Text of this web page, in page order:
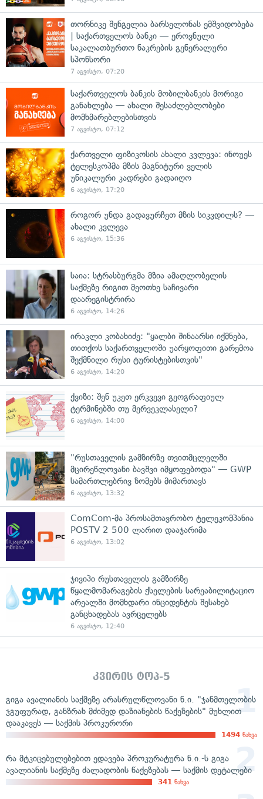
თორნიკე შენგელია ბარსელონას ემშვიდობება
| საქართველოს ბანკი — ეროვნული
საკალათბურთო ნაკრების გენერალური
სპონსორი
7 აგვისტო, 07:20
საქართველოს ბანკის მობილბანკის მორიგი
განახლება — ახალი შესაძლებლობები
მომხმარებლებისთვის
7 აგვისტო, 07:12
ქართველი ფიზიკოსის ახალი კვლევა: ინოუეს
ტელესკოპმა მზის მაგნიტური ველის
უნიკალური კადრები გადაიღო
6 აგვისტო, 17:20
როგორ უნდა გადავურჩეთ მზის სიკვდილს? —
ახალი კვლევა
6 აგვისტო, 15:36
საია: სტრასბურგმა მზია ამაღლობელის
საქმეზე რიგით მეოთხე საჩივარი
დაარეგისტრირა
6 აგვისტო, 14:26
ირაკლი კობახიძე: "ყალბი შინაარსი იქმნება,
თითქოს საქართველოში უარყოფითი გარემოა
შექმნილი რუსი ტურისტებისთვის"
6 აგვისტო, 14:20
ქვიზი: შენ უკეთ ერკვევი გეოგრაფიულ
ტერმინებში თუ მერვეკლასელი?
6 აგვისტო, 14:00
"რუსთაველის გამზირზე თვითმცლელში
მცირეწლოვანი ბავშვი იმყოფებოდა" — GWP
სამართლებრივ ზომებს მიმართავს
6 აგვისტო, 13:32
ComCom-მა პროსამთავრობო ტელეკომპანია
POSTV 2 500 ლარით დააჯარიმა
6 აგვისტო, 13:02
ჯივიპი რუსთაველის გამზირზე
წყალმომარაგების ქსელების სარეაბილიტაციო
არეალში მომხდარი ინციდენტის შესახებ
განცხადებას ავრცელებს
6 აგვისტო, 12:40
კვირის ტოპ-5
გიგა ავალიანის საქმეზე არასრულწლოვანი ნ.ი. "ჯანმთელობის
ჯგუფურად, განზრახ მძიმედ დაზიანების წაქეზების" მუხლით
დააკავეს — საქმის პროკურორი
1494 ნახვა
რა მტკიცებულებებით ედავება პროკურატურა ნ.ი.-ს გიგა
ავალიანის საქმეზე ძალადობის წაქეზებას — საქმის დეტალები
341 ნახვა